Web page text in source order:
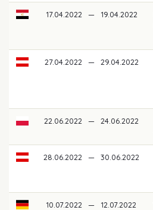
17.04.2022 — 19.04.2022
27.04.2022 — 29.04.2022
22.06.2022 — 24.06.2022
28.06.2022 — 30.06.2022
10.07.2022 — 12.07.2022